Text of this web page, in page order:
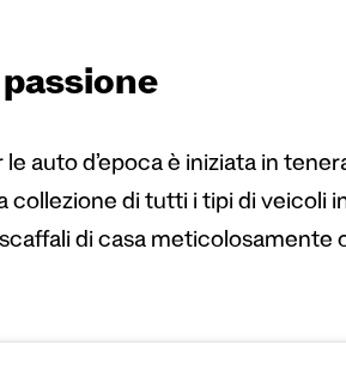
auto d’epoca è iniziata in
collezione di tutti i tipi di veicoli
di casa meticolosamente